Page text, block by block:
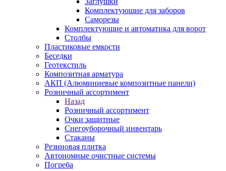
Комплектующие для заборов
Саморезы
Комплектующие и автоматика для ворот
Столбы
Пластиковые емкости
Беседки
Геотекстиль
Композитная арматура
АКП (Алюминиевые композитные панели)
Розничный ассортимент
Назад
Розничный ассортимент
Очки защитные
Снегоуборочный инвентарь
Стаканы
Резиновая плитка
Автономные очистные системы
Погреба